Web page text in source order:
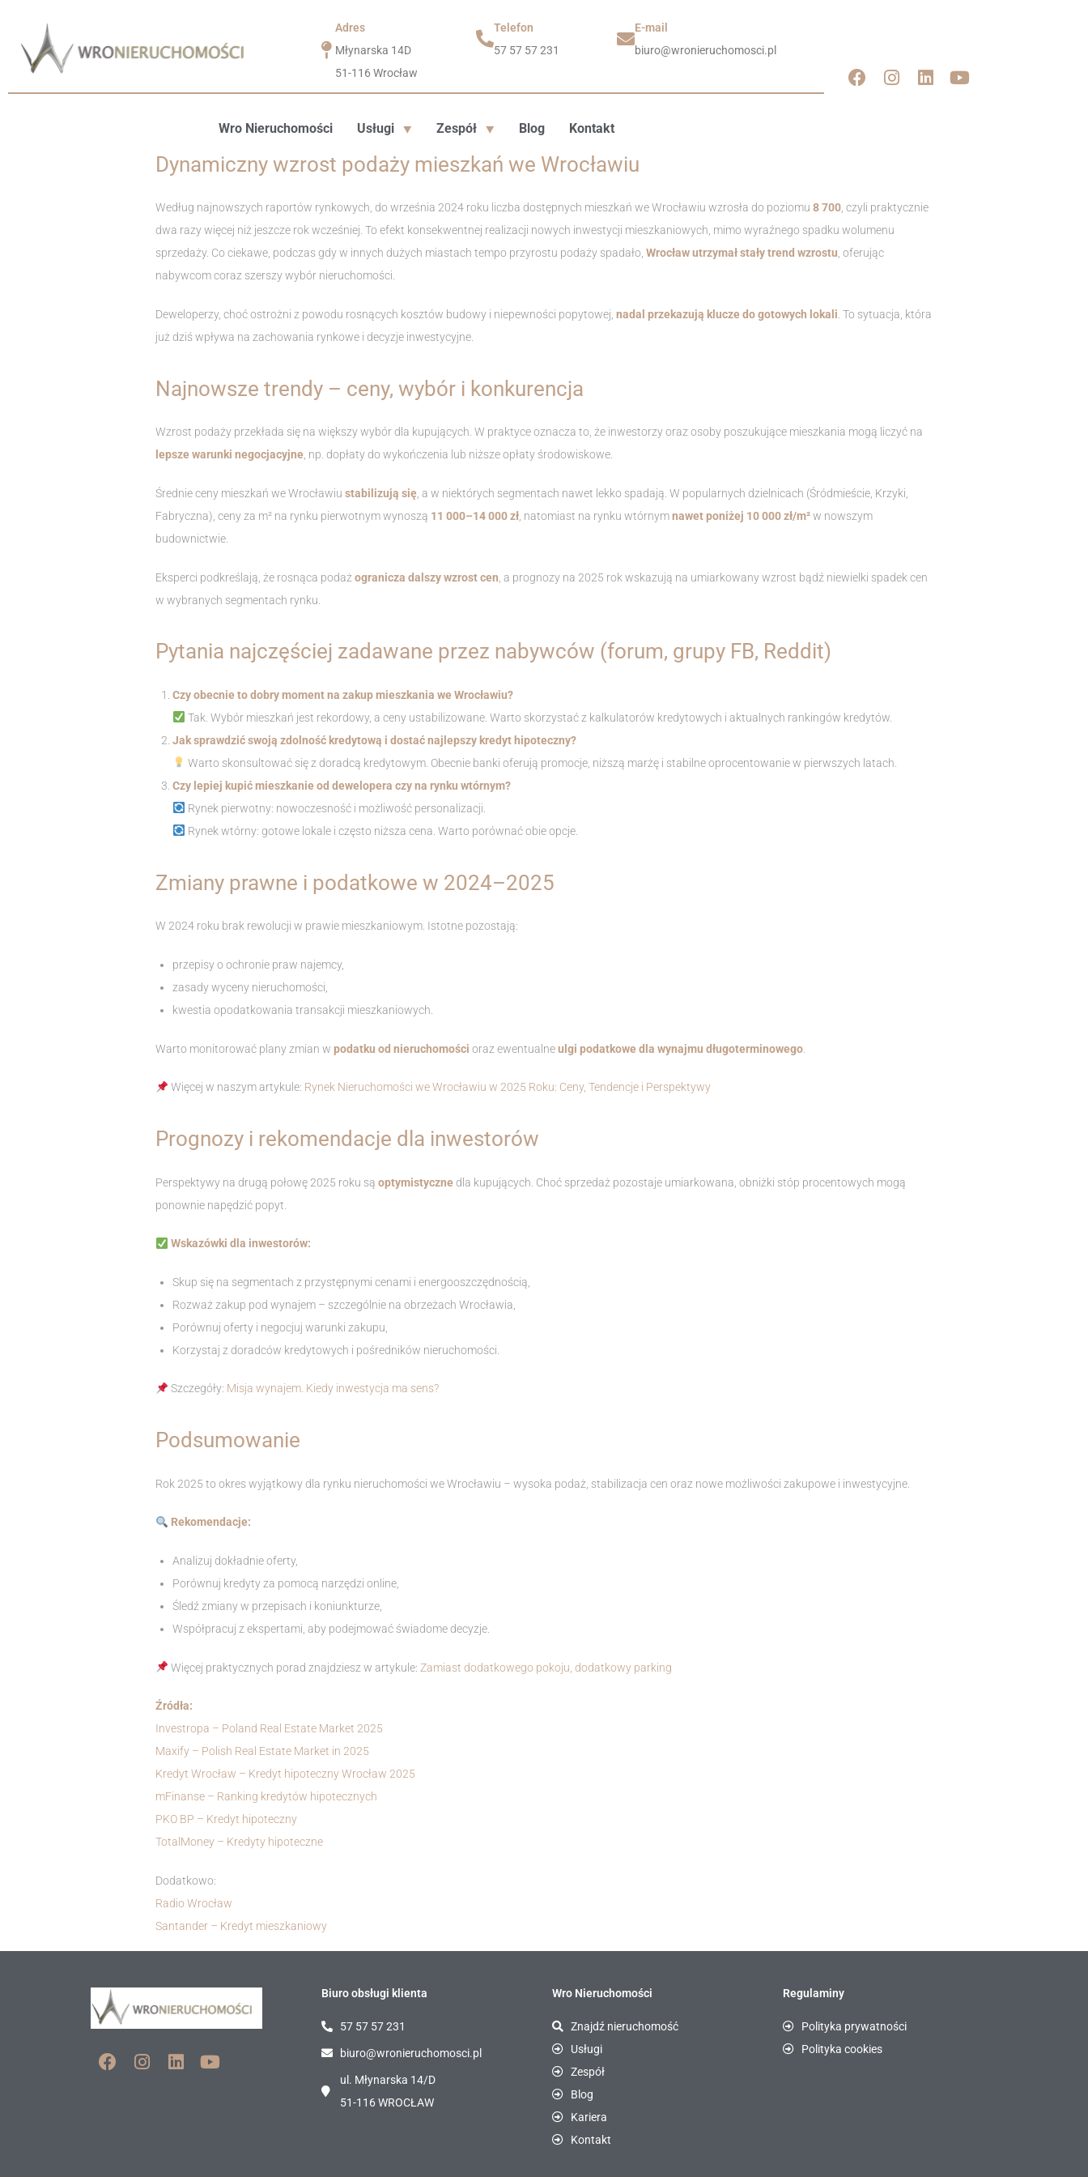
Adres
Młynarska 14D
51-116 Wrocław
Telefon
57 57 57 231
E-mail
biuro@wronieruchomosci.pl
Wro Nieruchomości Usługi Zespół Blog Kontakt
Dynamiczny wzrost podaży mieszkań we Wrocławiu
Według najnowszych raportów rynkowych, do września 2024 roku liczba dostępnych mieszkań we Wrocławiu wzrosła do poziomu 8 700, czyli praktycznie
dwa razy więcej niż jeszcze rok wcześniej. To efekt konsekwentnej realizacji nowych inwestycji mieszkaniowych, mimo wyraźnego spadku wolumenu
sprzedaży. Co ciekawe, podczas gdy w innych dużych miastach tempo przyrostu podaży spadało, Wrocław utrzymał stały trend wzrostu, oferując
nabywcom coraz szerszy wybór nieruchomości.
Deweloperzy, choć ostrożni z powodu rosnących kosztów budowy i niepewności popytowej, nadal przekazują klucze do gotowych lokali . To sytuacja, która
już dziś wpływa na zachowania rynkowe i decyzje inwestycyjne.
Najnowsze trendy – ceny, wybór i konkurencja
Wzrost podaży przekłada się na większy wybór dla kupujących. W praktyce oznacza to, że inwestorzy oraz osoby poszukujące mieszkania mogą liczyć na
lepsze warunki negocjacyjne, np. dopłaty do wykończenia lub niższe opłaty środowiskowe.
Średnie ceny mieszkań we Wrocławiu stabilizują się , a w niektórych segmentach nawet lekko spadają. W popularnych dzielnicach (Śródmieście, Krzyki,
Fabryczna), ceny za m² na rynku pierwotnym wynoszą 11 000–14 000 zł , natomiast na rynku wtórnymnawet poniżej 10 000 zł/m²w nowszym
budownictwie.
Eksperci podkreślają, że rosnąca podaż ogranicza dalszy wzrost cen , a prognozy na 2025 rok wskazują na umiarkowany wzrost bądź niewielki spadek cen
w wybranych segmentach rynku.
Pytania najczęściej zadawane przez nabywców (forum, grupy FB, Reddit)
Czy obecnie to dobry moment na zakup mieszkania we Wrocławiu?
Tak. Wybór mieszkań jest rekordowy, a ceny ustabilizowane. Warto skorzystać z kalkulatorów kredytowych i aktualnych rankingów kredytów.
Jak sprawdzić swoją zdolność kredytową i dostać najlepszy kredyt hipoteczny?
Warto skonsultować się z doradcą kredytowym. Obecnie banki oferują promocje, niższą marżę i stabilne oprocentowanie w pierwszych latach.
Czy lepiej kupić mieszkanie od dewelopera czy na rynku wtórnym?
Rynek pierwotny: nowoczesność i możliwość personalizacji.
Rynek wtórny: gotowe lokale i często niższa cena. Warto porównać obie opcje.
Zmiany prawne i podatkowe w 2024–2025
W 2024 roku brak rewolucji w prawie mieszkaniowym. Istotne pozostają:
przepisy o ochronie praw najemcy,
zasady wyceny nieruchomości,
kwestia opodatkowania transakcji mieszkaniowych.
Warto monitorować plany zmian w podatku od nieruchomości oraz ewentualneulgi podatkowe dla wynajmu długoterminowego
Więcej w naszym artykule: Rynek Nieruchomości we Wrocławiu w 2025 Roku: Ceny, Tendencje i Perspektywy
Prognozy i rekomendacje dla inwestorów
Perspektywy na drugą połowę 2025 roku są optymistyczne dla kupujących. Choć sprzedaż pozostaje umiarkowana, obniżki stóp procentowych mogą
ponownie napędzić popyt.
Wskazówki dla inwestorów:
Skup się na segmentach z przystępnymi cenami i energooszczędnością,
Rozważ zakup pod wynajem – szczególnie na obrzeżach Wrocławia,
Porównuj oferty i negocjuj warunki zakupu,
Korzystaj z doradców kredytowych i pośredników nieruchomości.
Szczegóły: Misja wynajem. Kiedy inwestycja ma sens?
Podsumowanie
Rok 2025 to okres wyjątkowy dla rynku nieruchomości we Wrocławiu – wysoka podaż, stabilizacja cen oraz nowe możliwości zakupowe i inwestycyjne.
Rekomendacje:
Analizuj dokładnie oferty,
Porównuj kredyty za pomocą narzędzi online,
Śledź zmiany w przepisach i koniunkturze,
Współpracuj z ekspertami, aby podejmować świadome decyzje.
Więcej praktycznych porad znajdziesz w artykule: Zamiast dodatkowego pokoju, dodatkowy parking
Źródła:
Investropa – Poland Real Estate Market 2025
Maxify – Polish Real Estate Market in 2025
Kredyt Wrocław – Kredyt hipoteczny Wrocław 2025
mFinanse – Ranking kredytów hipotecznych
PKO BP – Kredyt hipoteczny
TotalMoney – Kredyty hipoteczne
Dodatkowo:
Radio Wrocław
Santander – Kredyt mieszkaniowy
Biuro obsługi klienta
57 57 57 231
biuro@wronieruchomosci.pl
ul. Młynarska 14/D
51-116 WROCŁAW
Wro Nieruchomości
Znajdź nieruchomość
Usługi
Zespół
Blog
Kariera
Kontakt
Regulaminy
Polityka prywatności
Polityka cookies